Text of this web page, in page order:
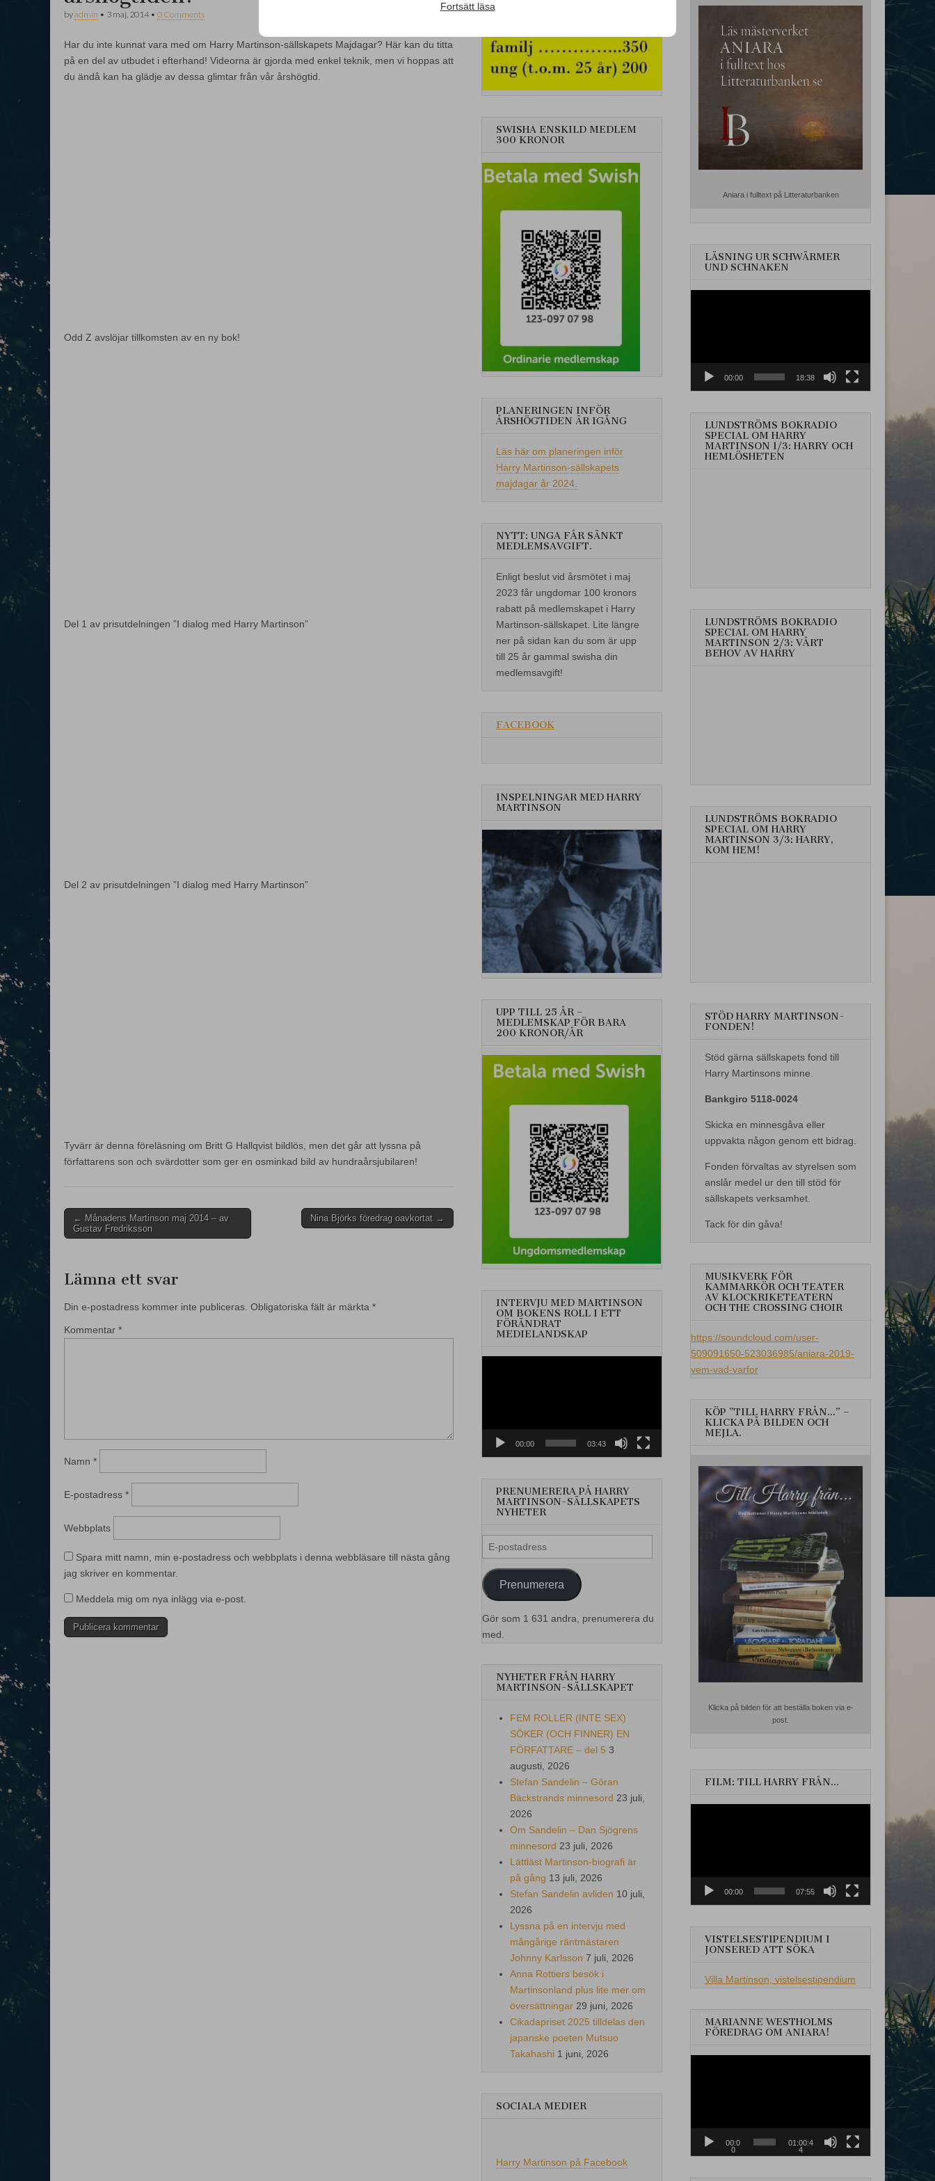
byadmin • 3 maj, 2014• 0 Comments
Har du inte kunnat vara med om Harry Martinson-sällskapets Majdagar? Här kan du titta
på en del av utbudet i efterhand! Videorna är gjorda med enkel teknik, men vi hoppas att
du ändå kan ha glädje av dessa glimtar från vår årshögtid.
Odd Z avslöjar tillkomsten av en ny bok!
Del 1 av prisutdelningen ”I dialog med Harry Martinson”
Del 2 av prisutdelningen ”I dialog med Harry Martinson”
Tyvärr är denna föreläsning om Britt G Hallqvist bildlös, men det går att lyssna på
författarens son och svärdotter som ger en osminkad bild av hundraårsjubilaren!
Post
navigation
← Månadens Martinson maj 2014 – av
Gustav Fredriksson
Nina Björks föredrag oavkortat →
Lämna ett svar
Din e-postadress kommer inte publiceras. Obligatoriska fält är märkta *
Kommentar *
Namn *
E-postadress *
Webbplats
Spara mitt namn, min e-postadress och webbplats i denna webbläsare till nästa gång
jag skriver en kommentar.
Meddela mig om nya inlägg via e-post.
SWISHA ENSKILD MEDLEM
300 KRONOR
PLANERINGEN INFÖR
ÅRSHÖGTIDEN ÄR IGÅNG
Läs här om planeringen inför
Harry Martinson-sällskapets
majdagar år 2024.
NYTT: UNGA FÅR SÄNKT
MEDLEMSAVGIFT.
Enligt beslut vid årsmötet i maj
2023 får ungdomar 100 kronors
rabatt på medlemskapet i Harry
Martinson-sällskapet. Lite längre
ner på sidan kan du som är upp
till 25 år gammal swisha din
medlemsavgift!
FACEBOOK
INSPELNINGAR MED HARRY
MARTINSON
UPP TILL 25 ÅR –
MEDLEMSKAP FÖR BARA
200 KRONOR/ÅR
INTERVJU MED MARTINSON
OM BOKENS ROLL I ETT
FÖRÄNDRAT
MEDIELANDSKAP
00:00 03:43
PRENUMERERA PÅ HARRY
MARTINSON-SÄLLSKAPETS
NYHETER
E-
postadress
Prenumerera
Gör som 1 631 andra, prenumerera du
med.
NYHETER FRÅN HARRY
MARTINSON-SÄLLSKAPET
FEM ROLLER (INTE SEX)
SÖKER (OCH FINNER) EN
FÖRFATTARE – del 5 3
augusti, 2026
Stefan Sandelin – Göran
Bäckstrands minnesord 23 juli,
2026
Om Sandelin – Dan Sjögrens
minnesord 23 juli, 2026
Lättläst Martinson-biografi är
på gång 13 juli, 2026
Stefan Sandelin avliden 10 juli,
2026
Lyssna på en intervju med
mångårige räntmästaren
Johnny Karlsson 7 juli, 2026
Anna Rottiers besök i
Martinsonland plus lite mer om
översättningar 29 juni, 2026
Cikadapriset 2025 tilldelas den
japanske poeten Mutsuo
Takahashi 1 juni, 2026
SOCIALA MEDIER
Harry Martinson på Facebook
Aniara i fulltext på Litteraturbanken
LÄSNING UR SCHWÄRMER
UND SCHNAKEN
00:00 18:38
LUNDSTRÖMS BOKRADIO
SPECIAL OM HARRY
MARTINSON 1/3: HARRY OCH
HEMLÖSHETEN
LUNDSTRÖMS BOKRADIO
SPECIAL OM HARRY
MARTINSON 2/3: VÅRT
BEHOV AV HARRY
LUNDSTRÖMS BOKRADIO
SPECIAL OM HARRY
MARTINSON 3/3: HARRY,
KOM HEM!
STÖD HARRY MARTINSON-
FONDEN!
Stöd gärna sällskapets fond till
Harry Martinsons minne.
Bankgiro 5118-0024
Skicka en minnesgåva eller
uppvakta någon genom ett bidrag.
Fonden förvaltas av styrelsen som
anslår medel ur den till stöd för
sällskapets verksamhet.
Tack för din gåva!
MUSIKVERK FÖR
KAMMARKÖR OCH TEATER
AV KLOCKRIKETEATERN
OCH THE CROSSING CHOIR
https://soundcloud.com/user-
509091650-523036985/aniara-2019-
vem-vad-varfor
KÖP ”TILL HARRY FRÅN…” –
KLICKA PÅ BILDEN OCH
MEJLA.
Klicka på bilden för att beställa boken via e-
post.
FILM: TILL HARRY FRÅN…
00:00 07:55
VISTELSESTIPENDIUM I
JONSERED ATT SÖKA
Villa Martinson, vistelsestipendium
MARIANNE WESTHOLMS
FÖREDRAG OM ANIARA!
00:0
0
01:00:4
4
Fortsätt läsa